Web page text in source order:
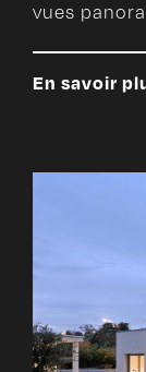
vues
En savoir